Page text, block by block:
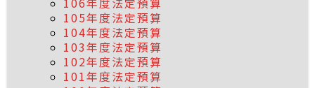
105年度法定預算
104年度法定預算
103年度法定預算
102年度法定預算
101年度法定預算